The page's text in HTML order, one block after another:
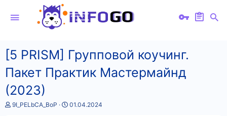
[5 PRISM] Групповой коучинг.
Пакет Практик Мастермайнд
(2023)
А
9I_PELbCA_BoP
Д
01.04.2024